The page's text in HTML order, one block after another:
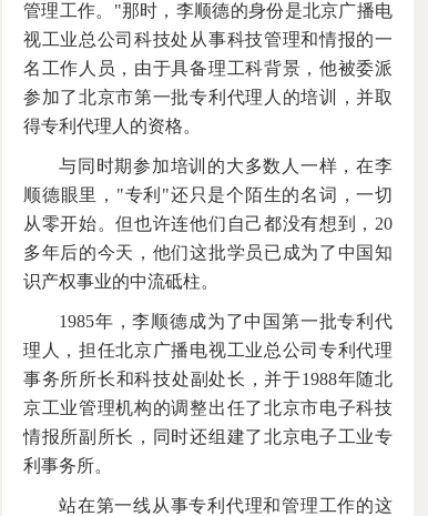
管理工作。"那时，李顺德的身份是北京广播电
视工业总公司科技处从事科技管理和情报的一
名工作人员，由于具备理工科背景，他被委派
参加了北京市第一批专利代理人的培训，并取
得专利代理人的资格。
与同时期参加培训的大多数人一样，在李
顺德眼里，"专利"还只是个陌生的名词，一切
从零开始。但也许连他们自己都没有想到，20
多年后的今天，他们这批学员已成为了中国知
识产权事业的中流砥柱。
1985年，李顺德成为了中国第一批专利代
理人，担任北京广播电视工业总公司专利代理
事务所所长和科技处副处长，并于1988年随北
京工业管理机构的调整出任了北京市电子科技
情报所副所长，同时还组建了北京电子工业专
利事务所。
站在第一线从事专利代理和管理工作的这